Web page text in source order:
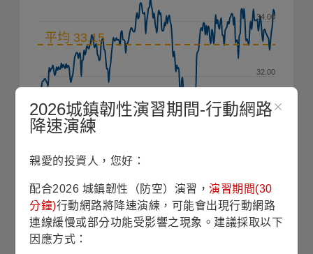
平均 33.15
2020
32.00
34.00
資料來源：理柏，基金過去績效不代表未來績效之表現。
◆表示為配息日
2026城鎮韌性演習期間-行動網路
降速演練
親愛的投資人，您好：
配合2026 城鎮韌性（防空）演習，演習期間(30
分鐘)行動網路將降速演練，可能會出現行動網路
連線緩慢或部分功能受影響之現象。建議採取以下
因應方式：